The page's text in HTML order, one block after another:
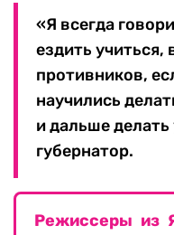
«Я всегда
ездить учиться,
противников,
научились
и дальше
губернатор.
Режиссеры из